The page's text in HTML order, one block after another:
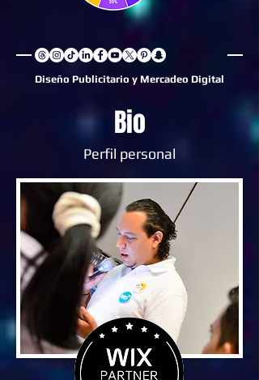
Diseño Publicitario y Mercadeo Digital
Bio
Perfil personal